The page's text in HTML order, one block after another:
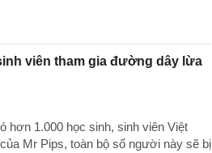
viên tham gia đường dây lừa
hơn 1.000 học sinh, sinh viên Việt
Mr Pips, toàn bộ số người này sẽ bị